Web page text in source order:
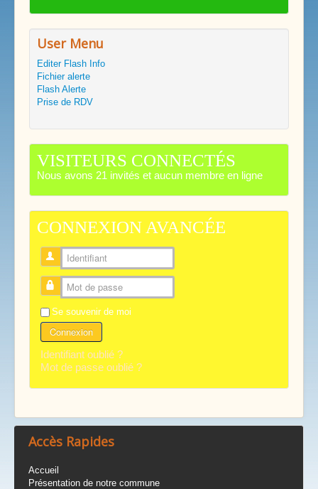
User Menu
Editer Flash Info
Fichier alerte
Flash Alerte
Prise de RDV
VISITEURS CONNECTÉS
Nous avons 21 invités et aucun membre en ligne
CONNEXION AVANCÉE
Identifiant
Mot de passe
Se souvenir de moi
Connexion
Identifiant oublié ?
Mot de passe oublié ?
Accès Rapides
Accueil
Présentation de notre commune